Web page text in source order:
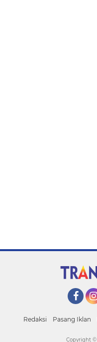
Redaksi Pasang Iklan
Copyright ©